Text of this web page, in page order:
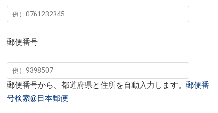
郵便番号
郵便番号から、都道府県と住所を自動入力します。 郵便番
号検索@日本郵便